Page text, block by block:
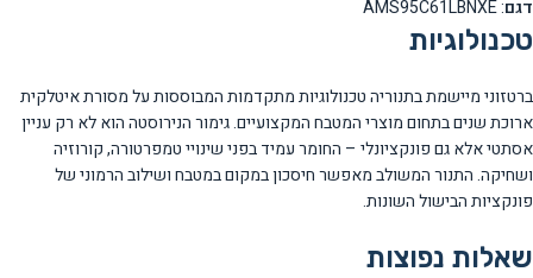
דגם: AMS95C61LBNXE
טכנולוגיות
ברטזוני מיישמת בתנוריה טכנולוגיות מתקדמות המבוססות על מסורת איטלקית
ארוכת שנים בתחום מוצרי המטבח המקצועיים. גימור הנירוסטה הוא לא רק עניין
אסתטי אלא גם פונקציונלי – החומר עמיד בפני שינויי טמפרטורה, קורוזיה
ושחיקה. התנור המשולב מאפשר חיסכון במקום במטבח ושילוב הרמוני של
פונקציות הבישול השונות.
שאלות נפוצות